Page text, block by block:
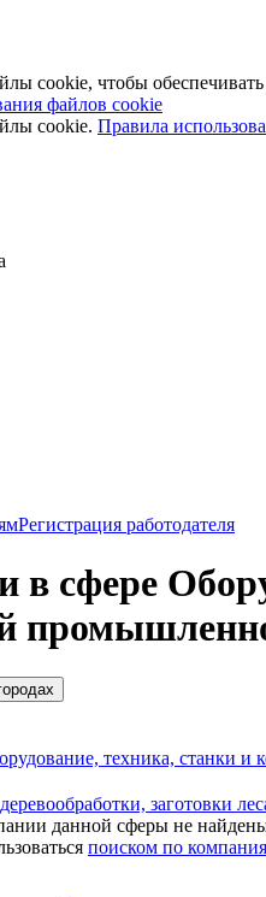
cookie, чтобы
файлов cookie
cookie. Правила
Регистрация работодателя
в сфере
техника, станки и
заготовки
данной сферы не
поиском по